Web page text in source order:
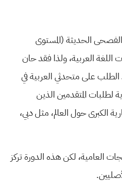
الفصحى الحديثة (المستوى
اللغة العربية، ولذا فقد حان
على متحدثي العربية في
لطلبات المتقدمين الذين
الكبرى حول العالم، مثل دبي،
العامية، لكن هذه الدورة تركز